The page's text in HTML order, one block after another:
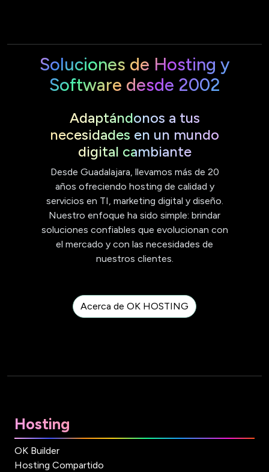
Soluciones de Hosting y
Software desde 2002
Adaptándonos a tus
necesidades en un mundo
digital cambiante
Desde Guadalajara, llevamos más de 20
años ofreciendo hosting de calidad y
servicios en TI, marketing digital y diseño.
Nuestro enfoque ha sido simple: brindar
soluciones confiables que evolucionan con
el mercado y con las necesidades de
nuestros clientes.
Acerca de OK HOSTING
Hosting
OK Builder
Hosting Compartido